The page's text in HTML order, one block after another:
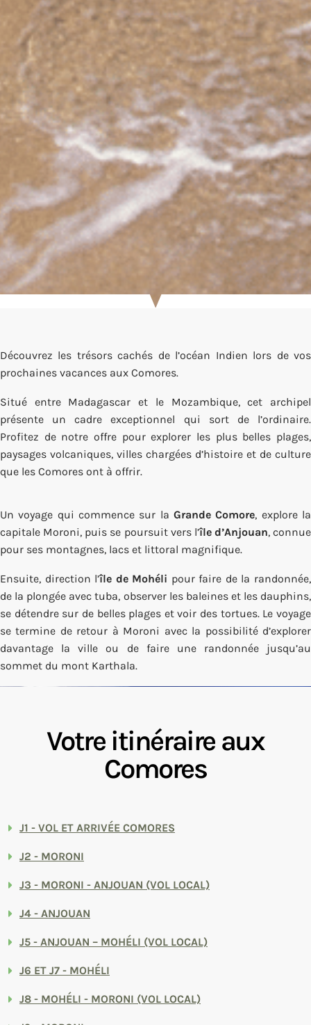
Découvrez les trésors cachés de l’océan Indien lors de vos
prochaines vacances aux Comores.
Situé entre Madagascar et le Mozambique, cet archipel
présente un cadre exceptionnel qui sort de l’ordinaire.
Profitez de notre offre pour explorer les plus belles plages,
paysages volcaniques, villes chargées d’histoire et de culture
que les Comores ont à offrir.
Un voyage qui commence sur la Grande Comore, explore la
capitale Moroni, puis se poursuit vers l’île d’Anjouan, connue
pour ses montagnes, lacs et littoral magnifique.
Ensuite, direction l’île de Mohéli pour faire de la randonnée,
de la plongée avec tuba, observer les baleines et les dauphins,
se détendre sur de belles plages et voir des tortues. Le voyage
se termine de retour à Moroni avec la possibilité d’explorer
davantage la ville ou de faire une randonnée jusqu’au
sommet du mont Karthala.
Votre itinéraire aux
Comores
J1 - VOL ET ARRIVÉE COMORES
J2 - MORONI
J3 - MORONI - ANJOUAN (VOL LOCAL)
J4 - ANJOUAN
J5 - ANJOUAN – MOHÉLI (VOL LOCAL)
J6 ET J7 - MOHÉLI
J8 - MOHÉLI - MORONI (VOL LOCAL)